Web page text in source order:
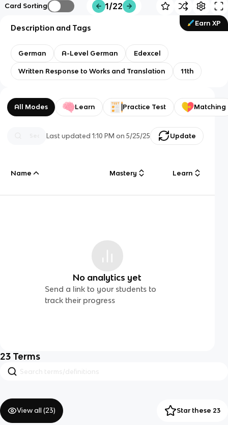
Card Sorting 1/22
Earn XP
Description and Tags
German A-Level German Edexcel
Written Response to Works and Translation 11th
All Modes Learn Practice Test Matching
Last updated1:10 PM on 5/25/25 Update
Name Mastery Learn
No analytics yet
Send a link to your students to
track their progress
23 Terms
View all (23) Star these 23